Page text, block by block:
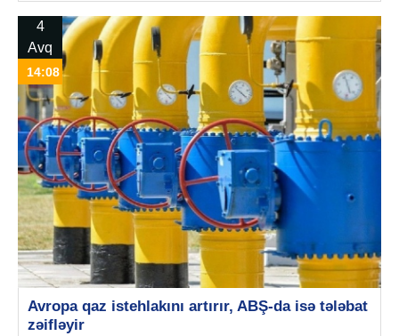
4
Avq
14:08
Avropa qaz istehlakını artırır, ABŞ-da isə tələbat
zəifləyir